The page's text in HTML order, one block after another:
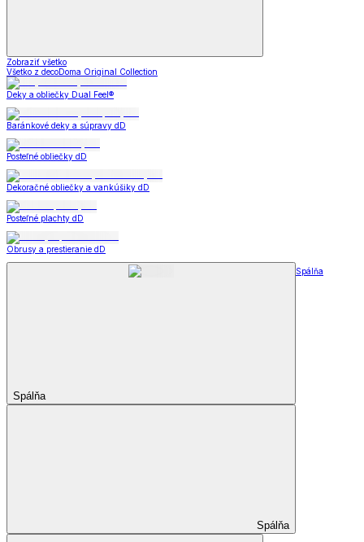
Zobraziť všetko
Všetko z decoDoma Original Collection
Deky a obliečky Dual Feel®
Baránkové deky a súpravy dD
Posteľné obliečky dD
Dekoračné obliečky a vankúšiky dD
Posteľné plachty dD
Obrusy a prestieranie dD
Spálňa
Spálňa
Spálňa